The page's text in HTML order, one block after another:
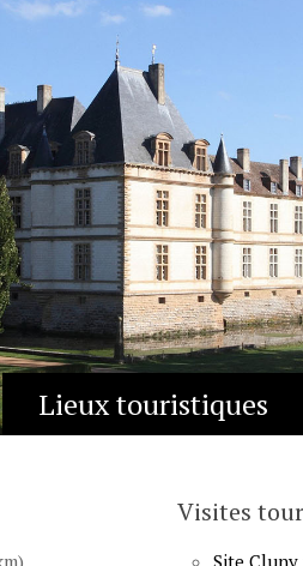
Lieux touristiques
Visites
Site